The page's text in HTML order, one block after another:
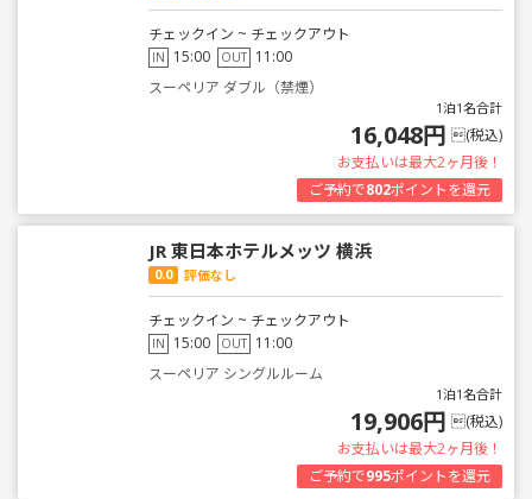
チェックイン ~ チェックアウト
IN 15:00 OUT 11:00
スーペリア ダブル（禁煙）
1泊1名合計
16,048円 (税込)
お支払いは最大2ヶ月後！
ご予約で802ポイントを還元
JR 東日本ホテルメッツ 横浜
0.0 評価なし
チェックイン ~ チェックアウト
IN 15:00 OUT 11:00
スーペリア シングルルーム
1泊1名合計
19,906円 (税込)
お支払いは最大2ヶ月後！
ご予約で995ポイントを還元